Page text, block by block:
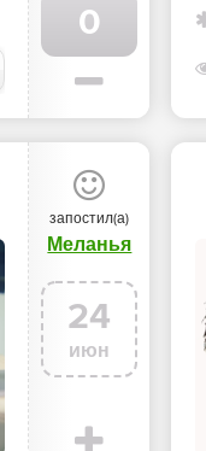
0
запостил(а)
Меланья
24
июн